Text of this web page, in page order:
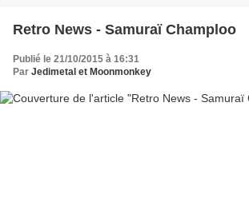
Retro News - Samuraï Champloo
Publié le 21/10/2015 à 16:31
Par Jedimetal et Moonmonkey